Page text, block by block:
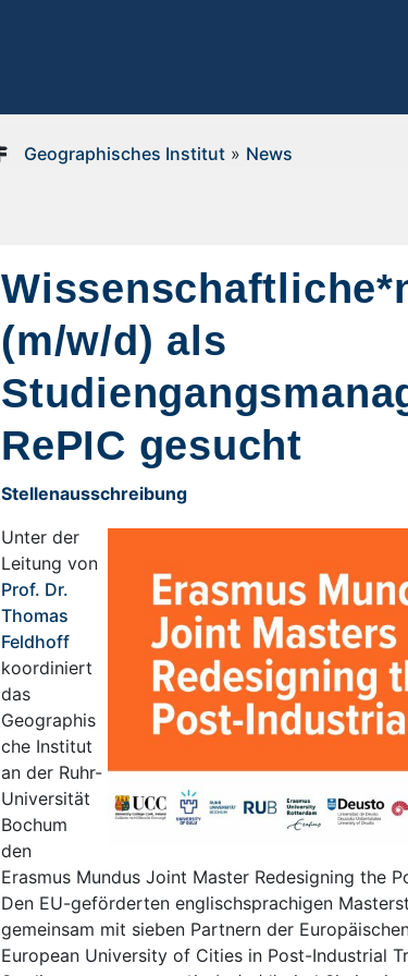
Geographisches Institut» News
(m/w/d) als
RePIC gesucht
Stellenausschreibung
Unter der
Leitung von
Prof. Dr.
Thomas
Feldhoff
koordiniert
das
Geographis
che Institut
an der Ruhr-
Universität
Bochum
den
Erasmus Mundus Joint Master Redesigning the
Den EU-geförderten englischsprachigen
gemeinsam mit sieben Partnern der
European University of Cities in Post-Industrial